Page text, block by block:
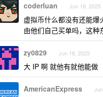
coderluan Jun 18, 2025
虚拟币什么都没有还能
由他们自己买单吗，这种
zy0829 Jun 18, 2025
大 IP 啊 就他有就他能做
AmericanExpress